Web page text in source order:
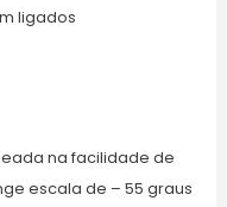
ligados
na facilidade de
escala de – 55 graus